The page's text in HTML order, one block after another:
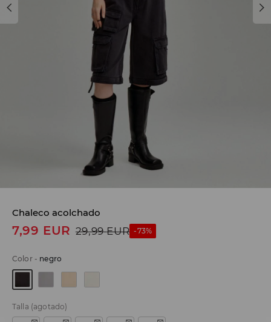
Chaleco acolchado
7,99 EUR 29,99 EUR -73%
Color- negro
Talla (agotado)